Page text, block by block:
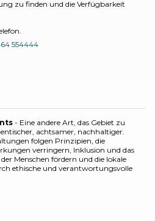
zu finden und die Verfügbarkeit
554444
- Eine andere Art, das Gebiet zu
achtsamer, nachhaltiger.
folgen Prinzipien, die
verringern, Inklusion und das
Menschen fördern und die lokale
ethische und verantwortungsvolle